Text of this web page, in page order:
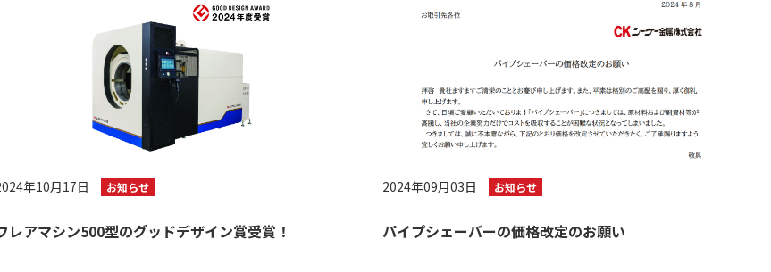
年10月17日 お知らせ
レアマシン500型のグッドデザイン賞受賞！
2024年09月03日 お知らせ
パイプシェーバーの価格改定のお願い